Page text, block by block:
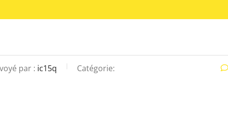
par : ic15q Catégorie: